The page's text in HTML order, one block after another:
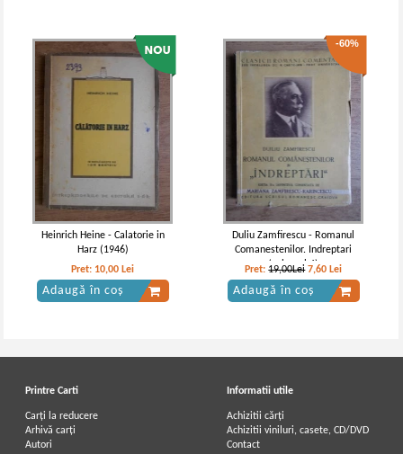
Heinrich Heine - Calatorie in
Harz (1946)
Pret: 10,00 Lei
Adaugă în coș
-60%
Duliu Zamfirescu - Romanul
Comanestenilor. Indreptari
(volumul 4)
Pret:19,00Lei 7,60 Lei
Adaugă în coș
Printre Carti
Carți la reducere
Arhivă carți
Autori
Informatii utile
Achizitii cărți
Achizitii viniluri, casete, CD/DVD
Contact